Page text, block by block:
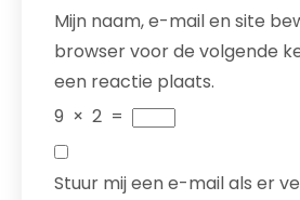
Mijn naam, e-mail en site
browser voor de volgende
een reactie plaats.
9 × 2 =
Stuur mij een e-mail als er